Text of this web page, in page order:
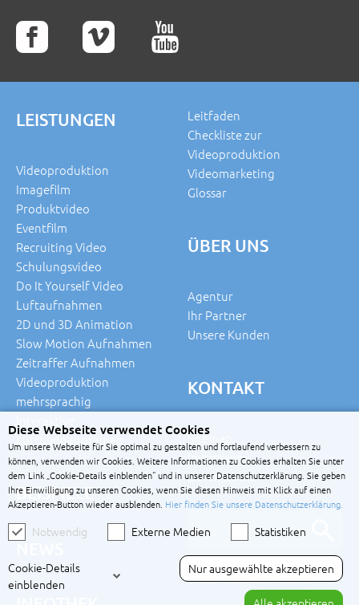
Diese Webseite verwendet Cookies
Um unsere Webseite für Sie optimal zu gestalten und fortlaufend verbessern zu
können, verwenden wir Cookies. Weitere Informationen zu Cookies erhalten Sie unter
dem Link „Cookie-Details einblenden“ und in unserer Datenschutzerklärung. Sie geben
Ihre Einwilligung zu unseren Cookies, wenn Sie diesen Hinweis mit Klick auf einen
Akzeptieren-Button wieder ausblenden. Hier finden Sie unsere Datenschutzerklärung.
Notwendig Externe Medien Statistiken
Cookie-Details
einblenden
Nur ausgewählte akzeptieren
LEISTUNGEN
Videoproduktion
Imagefilm
Produktvideo
Eventfilm
Recruiting Video
Schulungsvideo
Do It Yourself Video
Luftaufnahmen
2D und 3D Animation
Slow Motion Aufnahmen
Zeitraffer Aufnahmen
Videoproduktion
mehrsprachig
Luftbildpanoramen
BEISPIELE
NEWS
Leitfaden
Checkliste zur
Videoproduktion
Videomarketing
Glossar
ÜBER UNS
Agentur
Ihr Partner
Unsere Kunden
KONTAKT
Sitemap
Impressum
Datenschutz
© 2025 Videoproduktion Sachsen